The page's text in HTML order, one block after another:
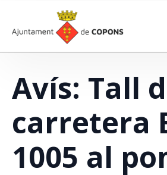
Avís: Tall
carretera
1005 al